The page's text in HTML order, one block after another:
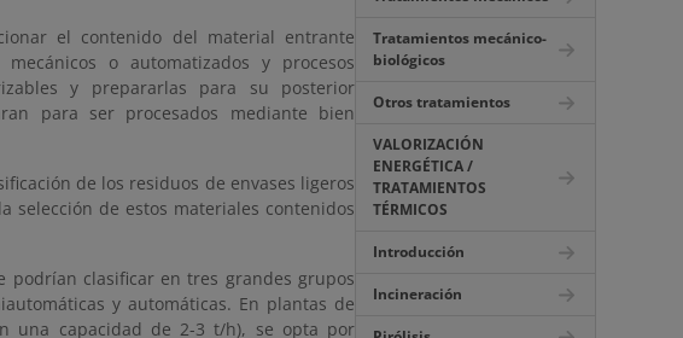
el contenido del material entrante
o automatizados y procesos
y prepararlas para su posterior
para ser procesados mediante bien
de los residuos de envases ligeros
selección de estos materiales contenidos
podrían clasificar en tres grandes grupos
y automáticas. En plantas de
una capacidad de 2-3 t/h), se opta por
Tratamientos mecánico-
biológicos
Otros tratamientos
VALORIZACIÓN
ENERGÉTICA /
TRATAMIENTOS
TÉRMICOS
Introducción
Incineración